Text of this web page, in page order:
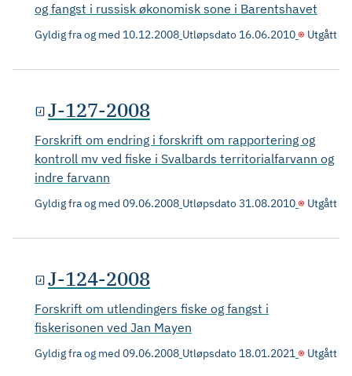
og fangst i russisk økonomisk sone i Barentshavet
Gyldig fra og med 10.12.2008 Utløpsdato 16.06.2010 Utgått
J-127-2008
Forskrift om endring i forskrift om rapportering og
kontroll mv ved fiske i Svalbards territorialfarvann og
indre farvann
Gyldig fra og med 09.06.2008 Utløpsdato31.08.2010 Utgått
J-124-2008
Forskrift om utlendingers fiske og fangst i
fiskerisonen ved Jan Mayen
Gyldig fra og med 09.06.2008 Utløpsdato 18.01.2021 Utgått